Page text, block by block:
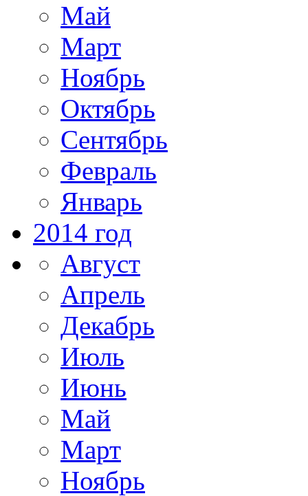
Май
Март
Ноябрь
Октябрь
Сентябрь
Февраль
Январь
2014 год
Август
Апрель
Декабрь
Июль
Июнь
Май
Март
Ноябрь